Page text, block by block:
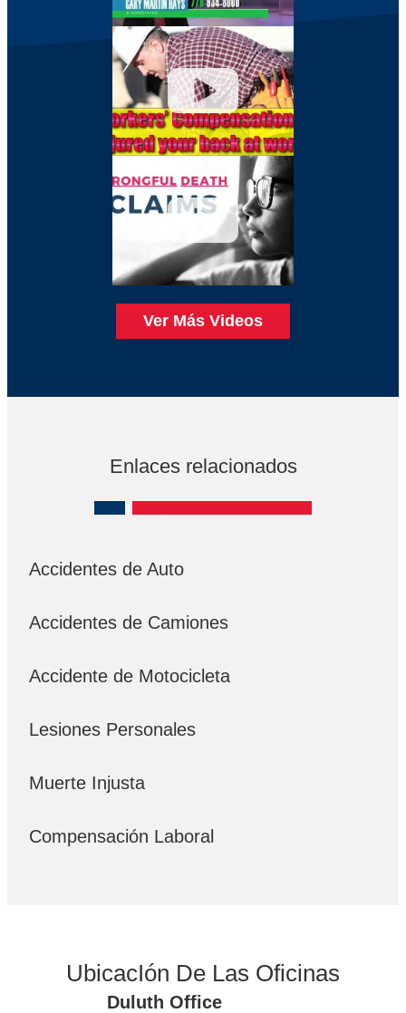
Ver Más Videos
Enlaces relacionados
Accidentes de Auto
Accidentes de Camiones
Accidente de Motocicleta
Lesiones Personales
Muerte Injusta
Compensación Laboral
UbicacIón De Las Oficinas
Duluth Office